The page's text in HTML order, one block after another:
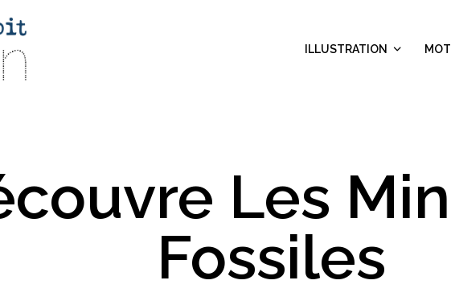
ILLUSTRATION
Les
Fossiles